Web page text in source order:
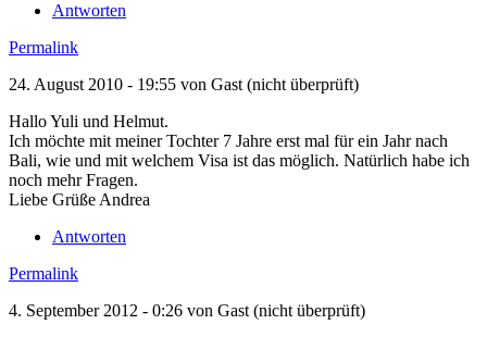
Antworten
Permalink
24. August 2010 - 19:55 von Gast (nicht überprüft)
Hallo Yuli und Helmut.
Ich möchte mit meiner Tochter 7 Jahre erst mal für ein Jahr nach
Bali, wie und mit welchem Visa ist das möglich. Natürlich habe ich
noch mehr Fragen.
Liebe Grüße Andrea
Antworten
Permalink
4. September 2012 - 0:26 von Gast (nicht überprüft)